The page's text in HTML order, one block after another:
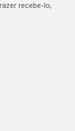
recebe-lo,